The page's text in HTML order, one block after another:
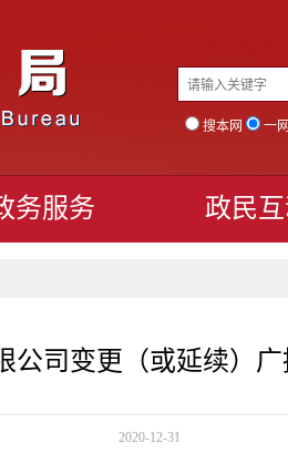
搜本网 一
务服务 政民
公司变更（或延续）
2020-12-31